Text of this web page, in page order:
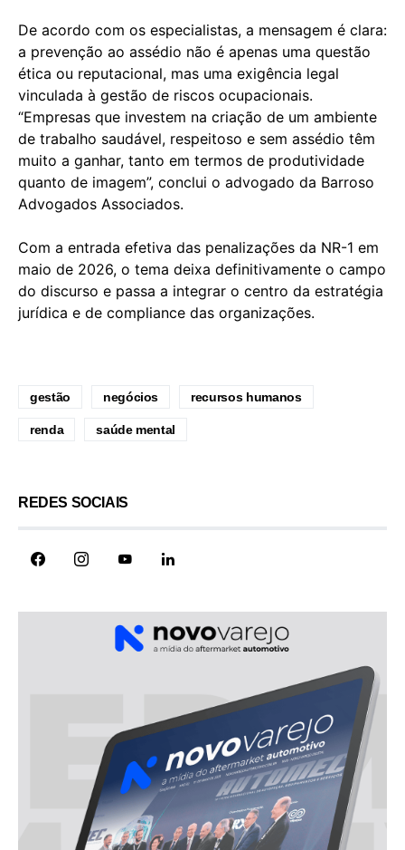
De acordo com os especialistas, a mensagem é clara:
a prevenção ao assédio não é apenas uma questão
ética ou reputacional, mas uma exigência legal
vinculada à gestão de riscos ocupacionais.
“Empresas que investem na criação de um ambiente
de trabalho saudável, respeitoso e sem assédio têm
muito a ganhar, tanto em termos de produtividade
quanto de imagem”, conclui o advogado da Barroso
Advogados Associados.
Com a entrada efetiva das penalizações da NR-1 em
maio de 2026, o tema deixa definitivamente o campo
do discurso e passa a integrar o centro da estratégia
jurídica e de compliance das organizações.
gestão negócios recursos humanos
renda saúde mental
REDES SOCIAIS